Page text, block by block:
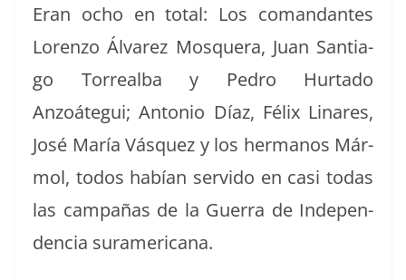
Eran ocho en total: Los coman­dantes
Loren­zo Álvarez Mos­quera, Juan San­ti­a­
go Tor­re­al­ba y Pedro Hur­ta­do
Anzoátegui; Anto­nio Díaz, Félix Linares,
José María Vásquez y los her­manos Már­
mol, todos habían servi­do en casi todas
las cam­pañas de la Guer­ra de Inde­pen­
den­cia suramericana.